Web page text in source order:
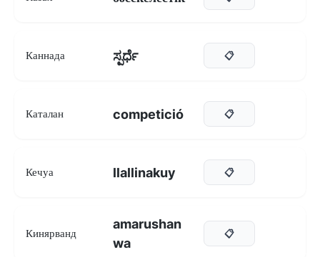
Каннада ಸ್ಪರ್ಧೆ 📋
Каталан competició 📋
Кечуа llallinakuy 📋
Кинярванд
amarushan
wa
📋